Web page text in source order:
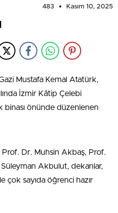
483 Kasım 10, 2025
Mustafa Kemal Atatürk,
İzmir Kâtip Çelebi
binası önünde düzenlenen
Prof. Dr. Muhsin Akbaş, Prof.
Akbulut, dekanlar,
çok sayıda öğrenci hazır